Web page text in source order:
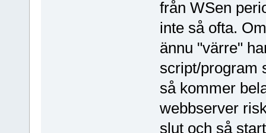
från WSen
inte så ofta.
ännu "värre"
script/program
så kommer
webbserver
slut och så